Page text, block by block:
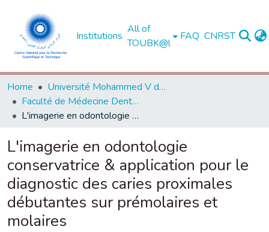
Institutions
All of
TOUBK@l
FAQ CNRST
Home
Université Mohammed V de Rabat
Faculté de Médecine Dentaire - Rabat
L'imagerie en odontologie conservatrice & application pour le diagnostic des caries proximales débutantes sur prémolaires et molaires
L'imagerie en odontologie
conservatrice & application pour le
diagnostic des caries proximales
débutantes sur prémolaires et
molaires